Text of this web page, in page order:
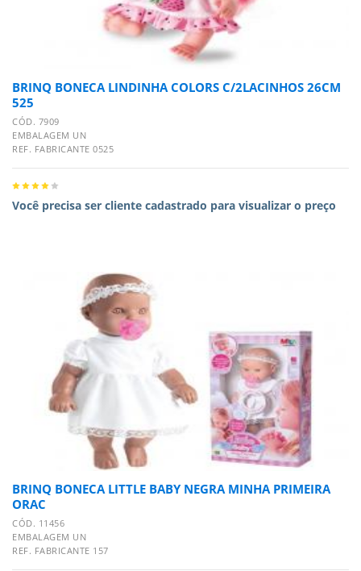
BRINQ BONECA LINDINHA COLORS C/2LACINHOS 26CM
525
CÓD. 7909
EMBALAGEM UN
REF. FABRICANTE 0525
Você precisa ser cliente cadastrado para visualizar o preço
BRINQ BONECA LITTLE BABY NEGRA MINHA PRIMEIRA
ORAC
CÓD. 11456
EMBALAGEM UN
REF. FABRICANTE 157